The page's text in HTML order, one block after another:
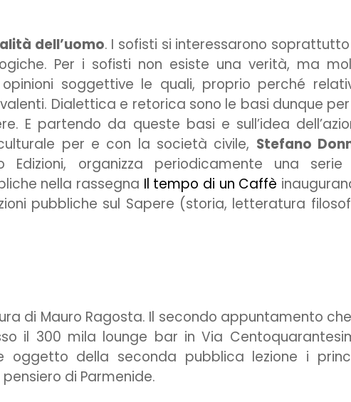
dell’uomo. I sofisti si interessarono
Per i sofisti non esiste una verità, ma
soggettive le quali, proprio perché
Dialettica e retorica sono le basi dunque
E partendo da queste basi e sull’idea
per e con la società civile, Stefano
organizza periodicamente una serie
nella rassegna Il tempo di un Caffè
pubbliche sul Sapere (storia, letteratura
di Mauro Ragosta. Il secondo appuntamento
il 300 mila lounge bar in Via
oggetto della seconda pubblica lezione i
di Parmenide.